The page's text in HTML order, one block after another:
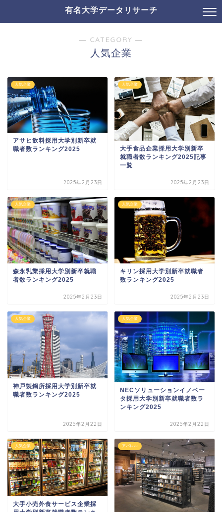
有名大学データリサーチ
― CATEGORY ―
人気企業
人気企業
アサヒ飲料採用大学別新卒就
職者数ランキング2025
2025年2月23日
人気企業
大手食品企業採用大学別新卒
就職者数ランキング2025記事
一覧
2025年2月23日
人気企業
森永乳業採用大学別新卒就職
者数ランキング2025
2025年2月23日
人気企業
キリン採用大学別新卒就職者
数ランキング2025
2025年2月23日
人気企業
神戸製鋼所採用大学別新卒就
職者数ランキング2025
2025年2月22日
人気企業
NECソリューションイノベー
タ採用大学別新卒就職者数ラ
ンキング2025
2025年2月22日
人気企業
大手小売外食サービス企業採
アパレル